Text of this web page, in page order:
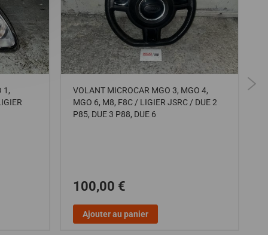
1,
VOLANT MICROCAR MGO 3, MGO 4,
MGO 6, M8, F8C / LIGIER JSRC / DUE 2
P85, DUE 3 P88, DUE 6
100,00 €
Ajouter au panier